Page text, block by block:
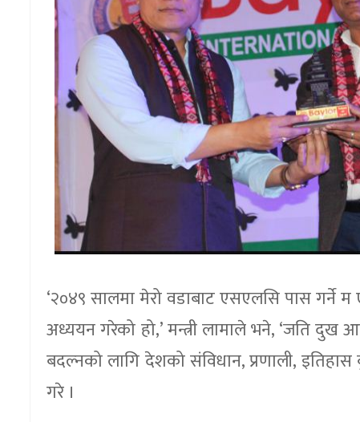
‘२०४९ सालमा मेरो वडाबाट एसएलसि पास गर्ने
अध्ययन गरेको हो,’ मन्त्री लामाले भने, ‘जति
बदल्नको लागि देशको संविधान, प्रणाली,
गरे ।